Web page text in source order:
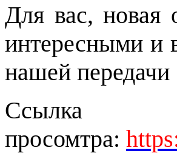
Для вас, новая
интересными и
нашей
просомтра: